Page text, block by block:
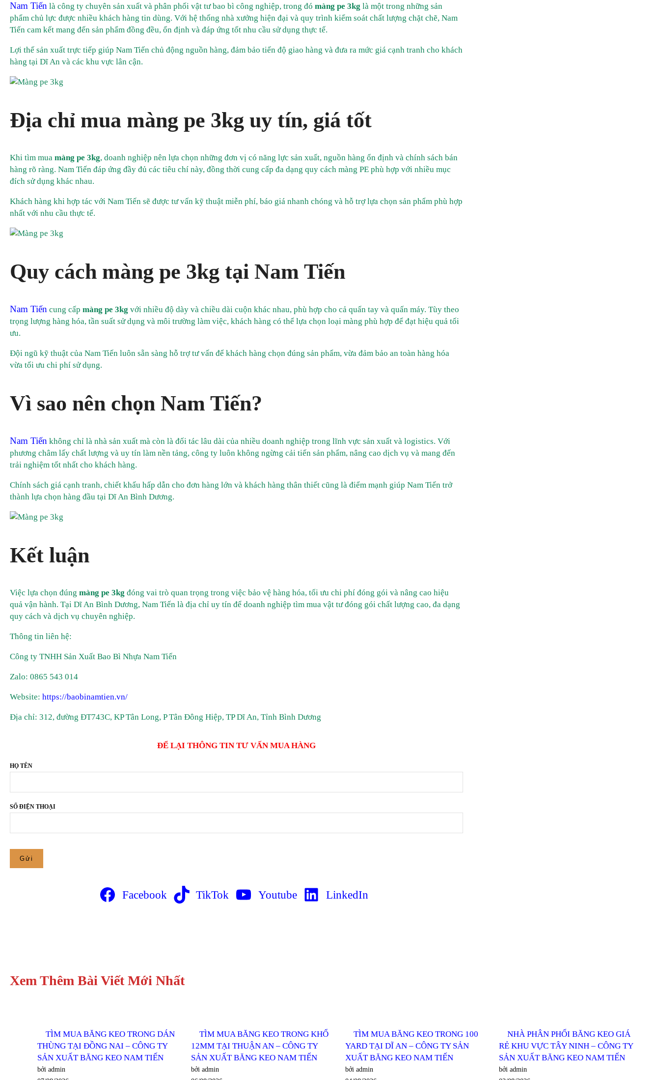
Nam Tiến là công ty chuyên sản xuất và phân phối vật tư bao bì công nghiệp, trong đó màng pe 3kg là một trong những sản
phẩm chủ lực được nhiều khách hàng tin dùng. Với hệ thống nhà xưởng hiện đại và quy trình kiểm soát chất lượng chặt chẽ, Nam
Tiến cam kết mang đến sản phẩm đồng đều, ổn định và đáp ứng tốt nhu cầu sử dụng thực tế.
Lợi thế sản xuất trực tiếp giúp Nam Tiến chủ động nguồn hàng, đảm bảo tiến độ giao hàng và đưa ra mức giá cạnh tranh cho khách
hàng tại Dĩ An và các khu vực lân cận.
Địa chỉ mua màng pe 3kg uy tín, giá tốt
Khi tìm mua màng pe 3kg, doanh nghiệp nên lựa chọn những đơn vị có năng lực sản xuất, nguồn hàng ổn định và chính sách bán
hàng rõ ràng. Nam Tiến đáp ứng đầy đủ các tiêu chí này, đồng thời cung cấp đa dạng quy cách màng PE phù hợp với nhiều mục
đích sử dụng khác nhau.
Khách hàng khi hợp tác với Nam Tiến sẽ được tư vấn kỹ thuật miễn phí, báo giá nhanh chóng và hỗ trợ lựa chọn sản phẩm phù hợp
nhất với nhu cầu thực tế.
Quy cách màng pe 3kg tại Nam Tiến
Nam Tiến cung cấp màng pe 3kg với nhiều độ dày và chiều dài cuộn khác nhau, phù hợp cho cả quấn tay và quấn máy. Tùy theo
trọng lượng hàng hóa, tần suất sử dụng và môi trường làm việc, khách hàng có thể lựa chọn loại màng phù hợp để đạt hiệu quả tối
ưu.
Đội ngũ kỹ thuật của Nam Tiến luôn sẵn sàng hỗ trợ tư vấn để khách hàng chọn đúng sản phẩm, vừa đảm bảo an toàn hàng hóa
vừa tối ưu chi phí sử dụng.
Vì sao nên chọn Nam Tiến?
Nam Tiến không chỉ là nhà sản xuất mà còn là đối tác lâu dài của nhiều doanh nghiệp trong lĩnh vực sản xuất và logistics. Với
phương châm lấy chất lượng và uy tín làm nền tảng, công ty luôn không ngừng cải tiến sản phẩm, nâng cao dịch vụ và mang đến
trải nghiệm tốt nhất cho khách hàng.
Chính sách giá cạnh tranh, chiết khấu hấp dẫn cho đơn hàng lớn và khách hàng thân thiết cũng là điểm mạnh giúp Nam Tiến trở
thành lựa chọn hàng đầu tại Dĩ An Bình Dương.
Kết luận
Việc lựa chọn đúng màng pe 3kg đóng vai trò quan trọng trong việc bảo vệ hàng hóa, tối ưu chi phí đóng gói và nâng cao hiệu
quả vận hành. Tại Dĩ An Bình Dương, Nam Tiến là địa chỉ uy tín để doanh nghiệp tìm mua vật tư đóng gói chất lượng cao, đa dạng
quy cách và dịch vụ chuyên nghiệp.
Thông tin liên hệ:
Công ty TNHH Sản Xuất Bao Bì Nhựa Nam Tiến
Zalo: 0865 543 014
Website: https://baobinamtien.vn/
Địa chỉ: 312, đường ĐT743C, KP Tân Long, P Tân Đông Hiệp, TP Dĩ An, Tỉnh Bình Dương
ĐỂ LẠI THÔNG TIN TƯ VẤN MUA HÀNG
HỌ TÊN
SỐ ĐIỆN THOẠI
Facebook TikTok Youtube LinkedIn
Xem Thêm Bài Viết Mới Nhất
TÌM MUA BĂNG KEO TRONG DÁN
THÙNG TẠI ĐỒNG NAI – CÔNG TY
SẢN XUẤT BĂNG KEO NAM TIẾN
bởi admin
TÌM MUA BĂNG KEO TRONG KHỔ
12MM TẠI THUẬN AN – CÔNG TY
SẢN XUẤT BĂNG KEO NAM TIẾN
bởi admin
TÌM MUA BĂNG KEO TRONG 100
YARD TẠI DĨ AN – CÔNG TY SẢN
XUẤT BĂNG KEO NAM TIẾN
bởi admin
NHÀ PHÂN PHỐI BĂNG KEO GIÁ
RẺ KHU VỰC TÂY NINH – CÔNG TY
SẢN XUẤT BĂNG KEO NAM TIẾN
bởi admin